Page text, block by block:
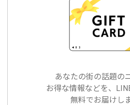
あなたの街の話題の
お得な情報などを、
無料でお届けしま